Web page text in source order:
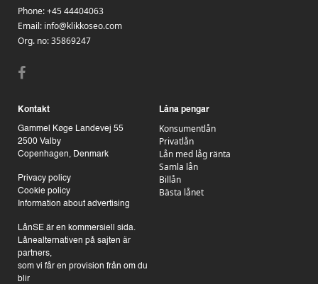
Phone:+45 44404063
Email: info@klikkoseo.com
Org. no: 35869247
Kontakt
Gammel Køge Landevej 55
2500 Valby
Copenhagen, Denmark
Privacy policy
Cookie policy
Information about advertising
LånSE är en kommersiell sida.
Lånealternativen på sajten är
partners,
som vi får en provision från om du
blir
Låna pengar
Konsumentlån
Privatlån
Lån med låg ränta
Samla lån
Billån
Bästa lånet